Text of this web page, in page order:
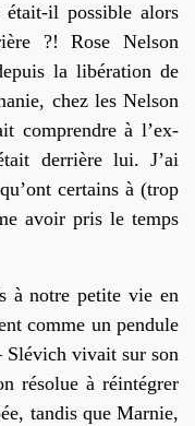
il possible alors
?! Rose Nelson
la libération de
chez les Nelson
comprendre à l’ex-
derrière lui. J’ai
certains à (trop
avoir pris le temps
à notre petite vie en
comme un pendule
Slévich vivait sur son
résolue à réintégrer
tandis que Marnie,